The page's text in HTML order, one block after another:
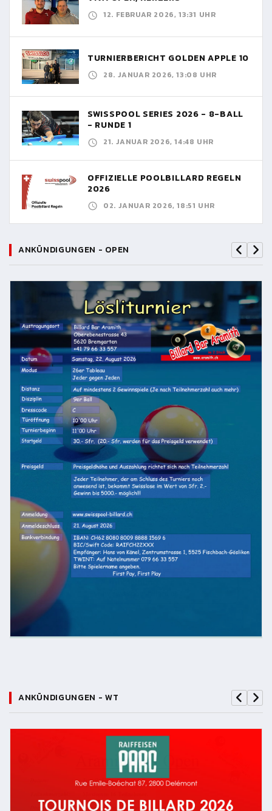
12. FEBRUAR 2026, 13:31 UHR
TURNIERBERICHT GOLDEN APPLE 10
28. JANUAR 2026, 13:08 UHR
SWISSPOOL SERIES 2026 - 8-BALL
- RUNDE 1
21. JANUAR 2026, 14:48 UHR
OFFIZIELLE POOLBILLARD REGELN
2026
02. JANUAR 2026, 18:51 UHR
ANKÜNDIGUNGEN - OPEN
ANKÜNDIGUNGEN - WT